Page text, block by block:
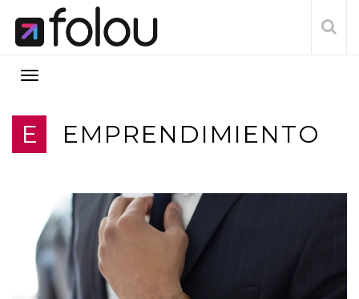
E EMPRENDIMIENTO